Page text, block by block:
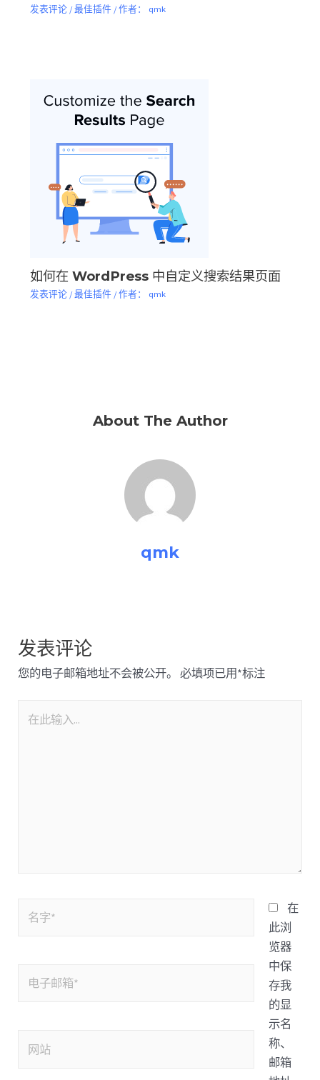
发表评论 /最佳插件/ 作者： qmk
如何在 WordPress 中自定义搜索结果页面
发表评论 /最佳插件/ 作者： qmk
About The Author
qmk
发表评论
您的电子邮箱地址不会被公开。 必填项已用*标注
在
此浏
览器
中保
存我
的显
示名
称、
邮箱